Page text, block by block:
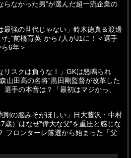
らなかった男”が選んだ超一流企業の
最強の世代じゃない」鈴木徳真＆渡邊
た“前橋育英”から7人がJ1に！＜選手
6年＞
リスクは負うな！」GKは怒鳴られ
山田高の名将”黒田剛監督が改革した
選手の本音は？「最初はマジかっ、
剛の脳みそがほしい」日大藤沢・中村
歳）はなぜ“偉大な父”を重圧と感じな
フロンターレ落選から始まった「父